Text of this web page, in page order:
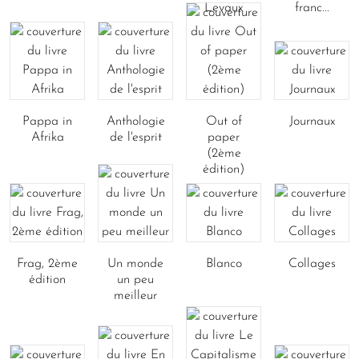
Levaux
franc...
Pappa in
Afrika
Anthologie
de l'esprit
Out of
paper
(2ème
édition)
Journaux
Frag, 2ème
édition
Un monde
un peu
meilleur
Blanco Collages